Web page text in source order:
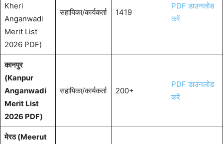
Kheri
Anganwadi
Merit List
2026 PDF)
सहायिका/कार्यकर्ता 1419
PDF डाउनलोड
करें
कानपुर
(Kanpur
Anganwadi
Merit List
2026 PDF)
सहायिका/कार्यकर्ता 200+
PDF डाउनलोड
करें
मेरठ (Meerut